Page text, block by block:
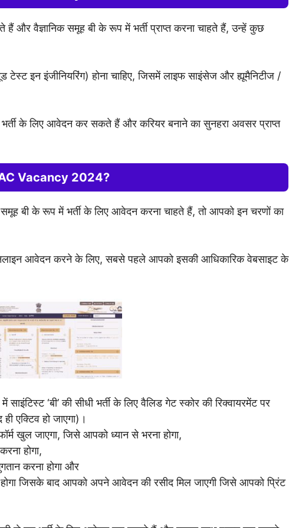
हैं और वैज्ञानिक समूह बी के रूप में भर्ती प्राप्त करना चाहते हैं, उन्हें कुछ
टेस्ट इन इंजीनियरिंग) होना चाहिए, जिसमें लाइफ साइंसेज और ह्यूमैनिटीज /
के लिए आवेदन कर सकते हैं और करियर बनाने का सुनहरा अवसर प्राप्त
Vacancy 2024?
बी के रूप में भर्ती के लिए आवेदन करना चाहते हैं, तो आपको इन चरणों का
आवेदन करने के लिए, सबसे पहले आपको इसकी आधिकारिक वेबसाइट के
‘बी’ की सीधी भर्ती के लिए वैलिड गेट स्कोर की रिक्वायरमेंट पर
एक्टिव हो जाएगा)।
खुल जाएगा, जिसे आपको ध्यान से भरना होगा,
होगा,
करना होगा और
जिसके बाद आपको अपने आवेदन की रसीद मिल जाएगी जिसे आपको प्रिंट